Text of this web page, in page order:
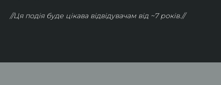
//Ця подія буде цікава відвідувачам від ~7 років.//